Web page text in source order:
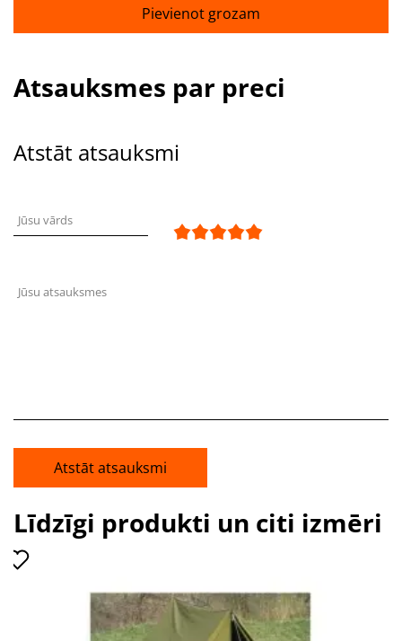
Pievienot grozam
Atsauksmes par preci
Atstāt atsauksmi
Jūsu vārds
Jūsu atsauksmes
Atstāt atsauksmi
Līdzīgi produkti un citi izmēri